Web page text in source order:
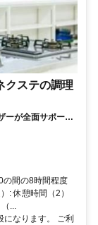
クステの調理
ーが全面サポート
の間の8時間程度
: 休憩時間（2）
...
なります。 ご利